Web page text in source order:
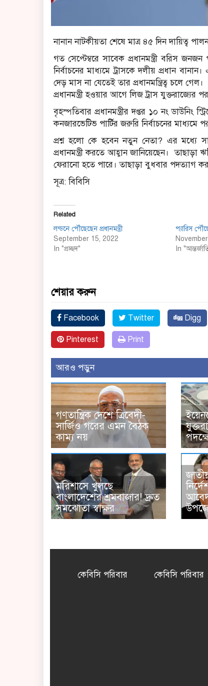
নানান নাটকীয়তা শেষে মাত্র ৪৫ দিন দায়িত্ব
গত সেপ্টেম্বরে সাবেক প্রধানমন্ত্রী বরিস
নির্বাচনের মাধ্যমে ট্রাসকে দলীয় প্রধান
দেড় মাস না যেতেই তার প্রধানমন্ত্রিত্ব চলে গেল।
প্রধানমন্ত্রী হওয়ার আগে লিজ ট্রাস যুক্তরাজ্যের
বৃহস্পতিবার প্রধানমন্ত্রীর দপ্তর ১০ নং ডাউনিং
কনজারভেটিভ পার্টির জরুরি নির্বাচনের মাধ্যমে
প্রশ্ন হলো কে হবেন নতুন নেতা? এর মধ্যে
প্রধানমন্ত্রী করতে আহ্বান জানিয়েছেন।
ফেরানো হতে পারে। তাছাড়া বুধবার পদত্যাগ
সূত্র: বিবিসি
Related
লন্ডনে পৌঁছেছেন প্রধানমন্ত্রী
September 15, 2022
In "প্রচ্ছদ"
প্যারিস
In
শেয়ার করুন
Facebook Twitter Digg
Pinterest Print
আরও পড়ুন
গণতান্ত্রিক দেশে ত্রিবেদী-
সার্জিও গরের এমন বৈঠক
কাম্য নয়
মরিশাসে খুলছে
বাংলাদেশের শ্রমবাজার! দ্রুত
সমঝোতা স্বাক্ষর
কেবিসি পরিবার কেবিসি পরিবার